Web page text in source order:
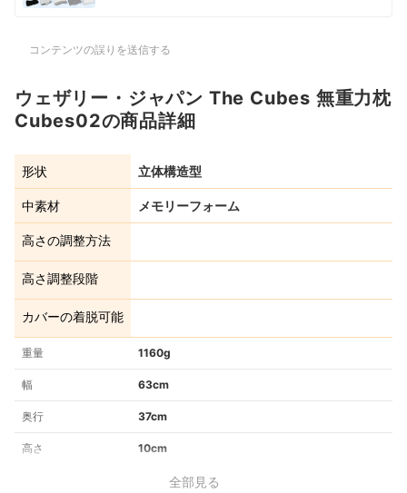
コンテンツの誤りを送信する
ウェザリー・ジャパン The Cubes 無重力枕
Cubes02の商品詳細
形状 立体構造型
中素材 メモリーフォーム
高さの調整方法
高さ調整段階
カバーの着脱可能
重量 1160g
幅 63cm
奥行 37cm
高さ 10cm
全部見る